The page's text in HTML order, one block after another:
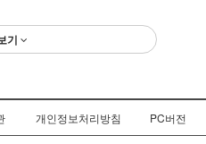
기
개인정보처리방침 PC버전